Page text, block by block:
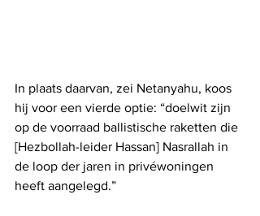
In plaats daarvan, zei Netanyahu, koos
hij voor een vierde optie: “doelwit zijn
op de voorraad ballistische raketten die
[Hezbollah-leider Hassan] Nasrallah in
de loop der jaren in privéwoningen
heeft aangelegd.”